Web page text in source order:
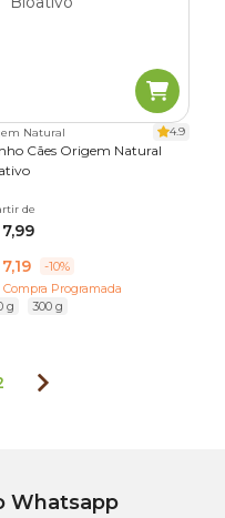
Natural 4.9
Cães Origem Natural
de
-10%
Compra Programada
g
300 g
Whatsapp